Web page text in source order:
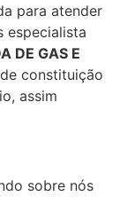
para atender
especialista
DE GAS E
constituição
assim
sobre nós